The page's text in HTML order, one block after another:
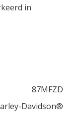
in
details.
het
87MFZD
Davidson®